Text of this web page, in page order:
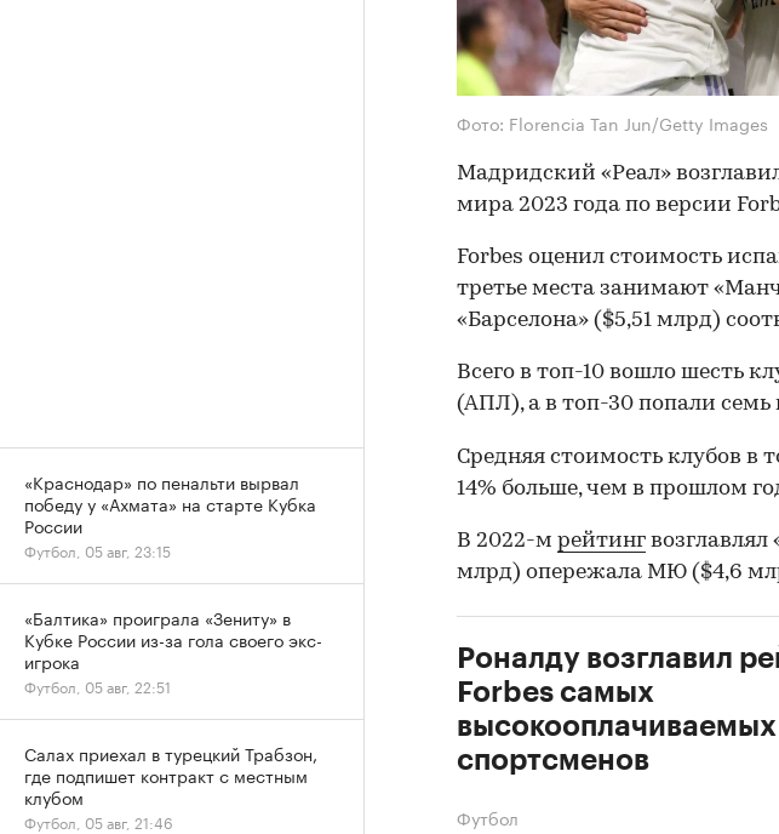
Фото: Florencia Tan Jun/Getty Images
Мадридский «Реал»
мира 2023 года по версии
Forbes оценил стоимость
третье места занимают
«Барселона» ($5,51 млрд)
Всего в топ-10 вошло шесть
(АПЛ), а в топ-30 попали
Средняя стоимость клубов в
14% больше, чем в прошлом
В 2022-м рейтинг возглавлял
млрд) опережала МЮ ($4,6
Роналду возглавил
Forbes самых
высокооплачиваемых
спортсменов
Футбол
«Краснодар» по пенальти вырвал
победу у «Ахмата» на старте Кубка
России
Футбол, 05 авг, 23:15
«Балтика» проиграла «Зениту» в
Кубке России из-за гола своего экс-
игрока
Футбол, 05 авг, 22:51
Салах приехал в турецкий Трабзон,
где подпишет контракт с местным
клубом
Футбол, 05 авг, 21:46